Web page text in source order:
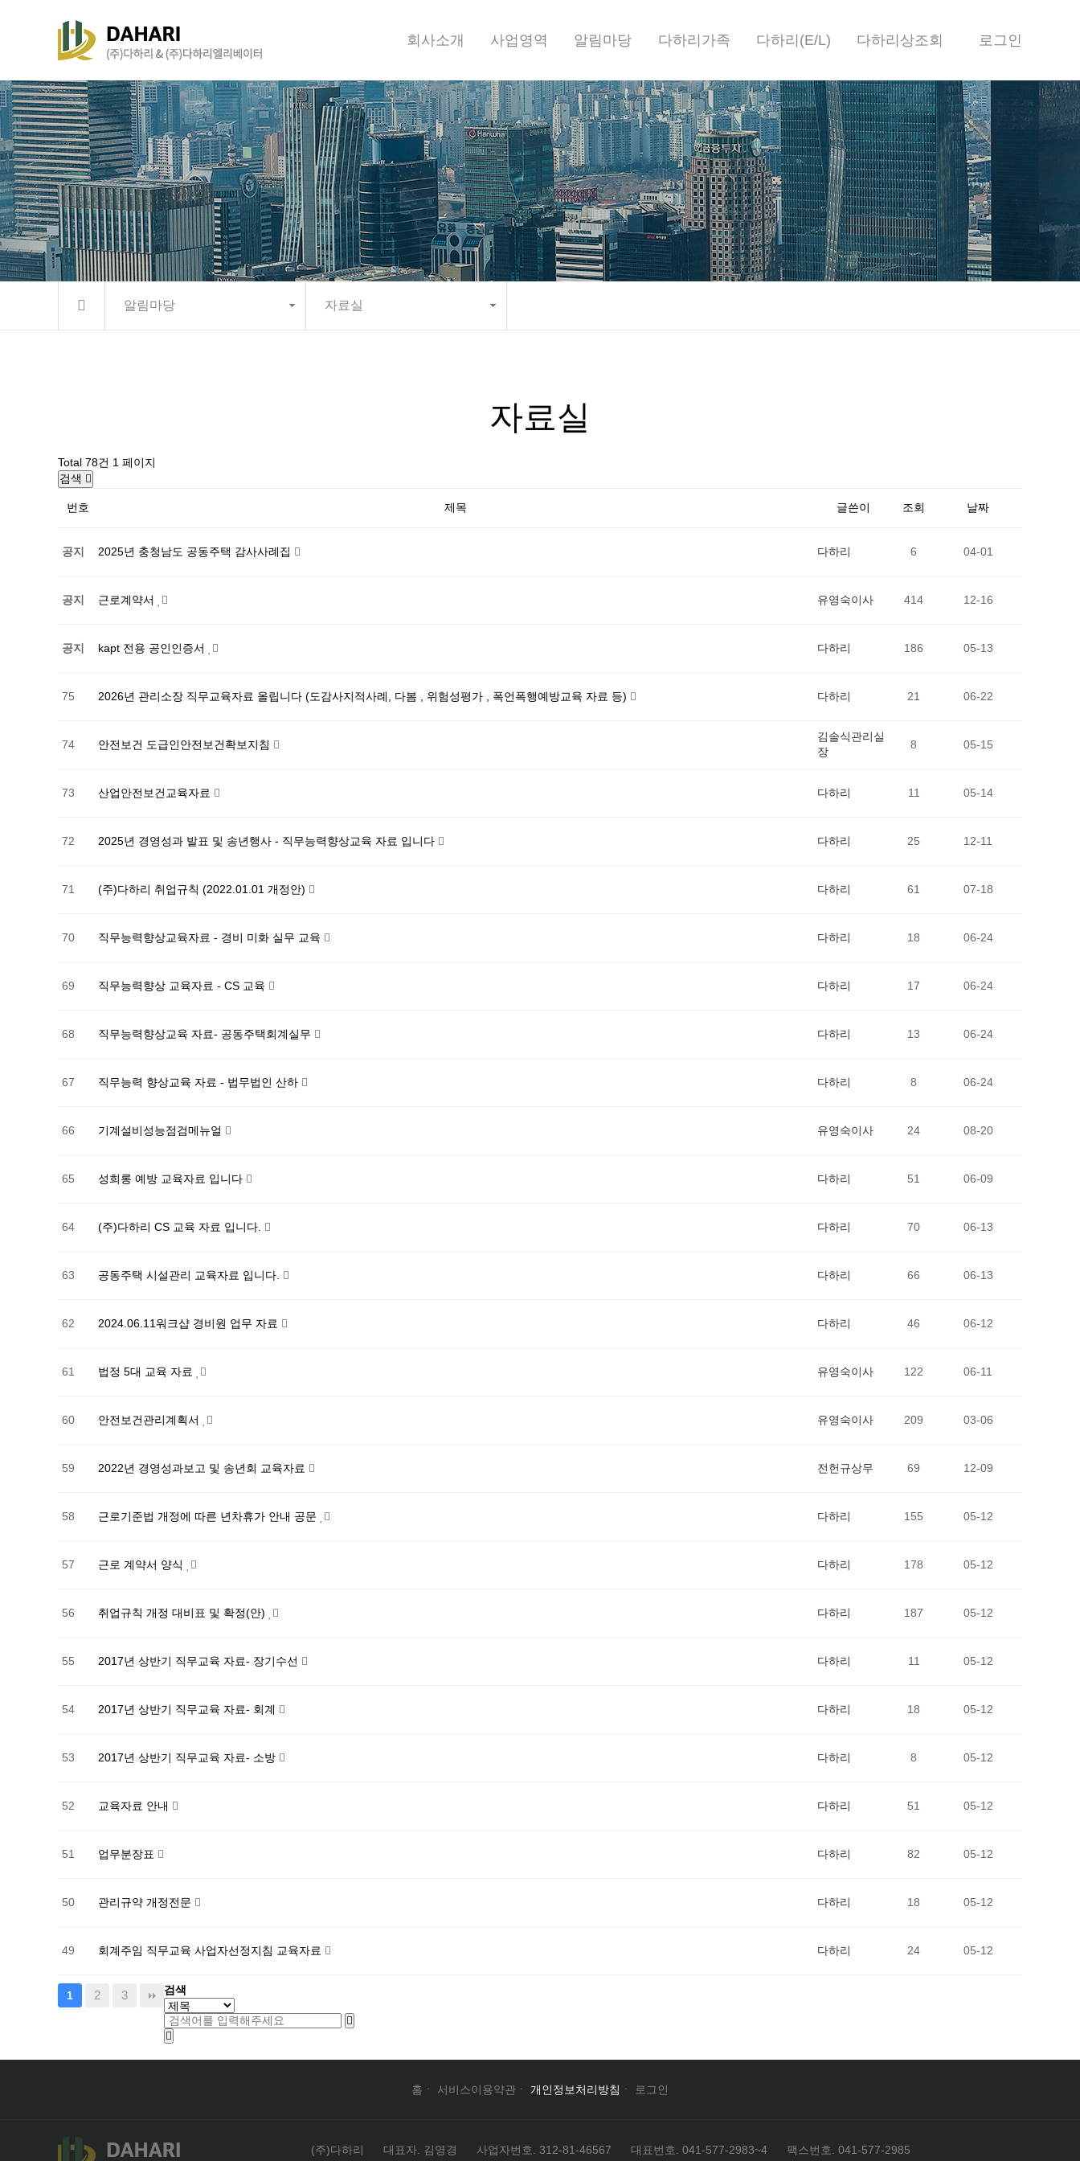
회사소개 사업영역 알림마당 다하리가족 다하리(E/L) 다하리상조회 로그인
알림마당 자료실
자료실
Total 78건 1 페이지
검색
번호 제목 글쓴이 조회 날짜
공지 2025년 충청남도 공동주택 감사사례집 다하리 6 04-01
공지 근로계약서 유영숙이사 414 12-16
공지 kapt 전용 공인인증서 다하리 186 05-13
75 2026년 관리소장 직무교육자료 올립니다 (도감사지적사례, 다봄 , 위험성평가 , 폭언폭행예방교육 자료 등) 다하리 21 06-22
74 안전보건 도급인안전보건확보지침
김솔식관리실
장
8 05-15
73 산업안전보건교육자료 다하리 11 05-14
72 2025년 경영성과 발표 및 송년행사 - 직무능력향상교육 자료 입니다 다하리 25 12-11
71 (주)다하리 취업규칙 (2022.01.01 개정안) 다하리 61 07-18
70 직무능력향상교육자료 - 경비 미화 실무 교육 다하리 18 06-24
69 직무능력향상 교육자료 - CS 교육 다하리 17 06-24
68 직무능력향상교육 자료- 공동주택회계실무 다하리 13 06-24
67 직무능력 향상교육 자료 - 법무법인 산하 다하리 8 06-24
66 기계설비성능점검메뉴얼 유영숙이사 24 08-20
65 성희롱 예방 교육자료 입니다 다하리 51 06-09
64 (주)다하리 CS 교육 자료 입니다. 다하리 70 06-13
63 공동주택 시설관리 교육자료 입니다. 다하리 66 06-13
62 2024.06.11워크샵 경비원 업무 자료 다하리 46 06-12
61 법정 5대 교육 자료 유영숙이사 122 06-11
60 안전보건관리계획서 유영숙이사 209 03-06
59 2022년 경영성과보고 및 송년회 교육자료 전헌규상무 69 12-09
58 근로기준법 개정에 따른 년차휴가 안내 공문 다하리 155 05-12
57 근로 계약서 양식 다하리 178 05-12
56 취업규칙 개정 대비표 및 확정(안) 다하리 187 05-12
55 2017년 상반기 직무교육 자료- 장기수선 다하리 11 05-12
54 2017년 상반기 직무교육 자료- 회계 다하리 18 05-12
53 2017년 상반기 직무교육 자료- 소방 다하리 8 05-12
52 교육자료 안내 다하리 51 05-12
51 업무분장표 다하리 82 05-12
50 관리규약 개정전문 다하리 18 05-12
49 회계주임 직무교육 사업자선정지침 교육자료 다하리 24 05-12
1 2 3 검색
홈 서비스이용약관 개인정보처리방침 로그인
(주)다하리 대표자. 김영경 사업자번호. 312-81-46567 대표번호. 041-577-2983~4 팩스번호. 041-577-2985